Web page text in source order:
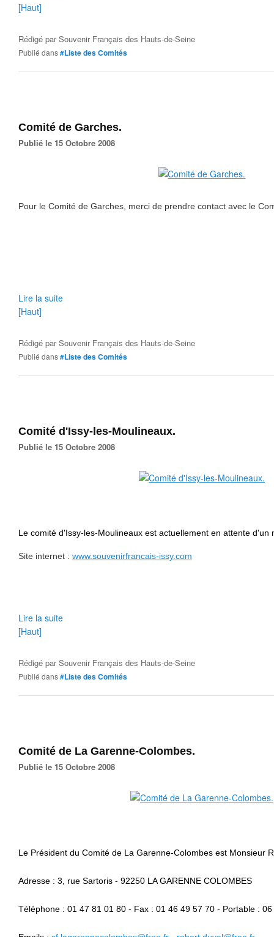
[Haut]
Rédigé parSouvenir Français des Hauts-de-Seine
Publié dans#Liste des Comités
Comité de Garches.
Publié le 15 Octobre 2008
Pour le Comité de Garches, merci de prendre contact avec le
Lire la suite
[Haut]
Rédigé parSouvenir Français des Hauts-de-Seine
Publié dans#Liste des Comités
Comité d'Issy-les-Moulineaux.
Publié le 15 Octobre 2008
Le comité d'Issy-les-Moulineaux est actuellement en attente d'un
Site internet : www.souvenirfrancais-issy.com
Lire la suite
[Haut]
Rédigé parSouvenir Français des Hauts-de-Seine
Publié dans#Liste des Comités
Comité de La Garenne-Colombes.
Publié le 15 Octobre 2008
Le Président du Comité de La Garenne-Colombes est Monsieur
Adresse : 3, rue Sartoris - 92250 LA GARENNE COLOMBES
Téléphone : 01 47 81 01 80 - Fax : 01 46 49 57 70 - Portable :